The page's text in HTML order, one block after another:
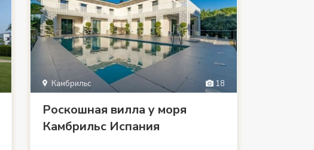
18
Камбрильс
Роскошная вилла у моря
Камбрильс Испания